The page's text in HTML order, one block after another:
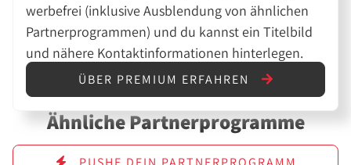
werbefrei (inklusive Ausblendung von ähnlichen
Partnerprogrammen) und du kannst ein Titelbild
und nähere Kontaktinformationen hinterlegen.
ÜBER PREMIUM ERFAHREN
Ähnliche Partnerprogramme